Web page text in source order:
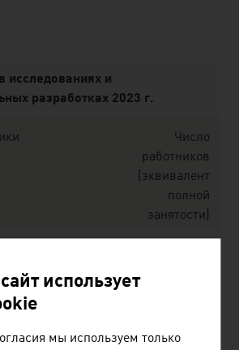
исследованиях и
разработках 2023 г.
Число
работников
(эквивалент
полной
занятости)
из камня и
использует
мы используем только